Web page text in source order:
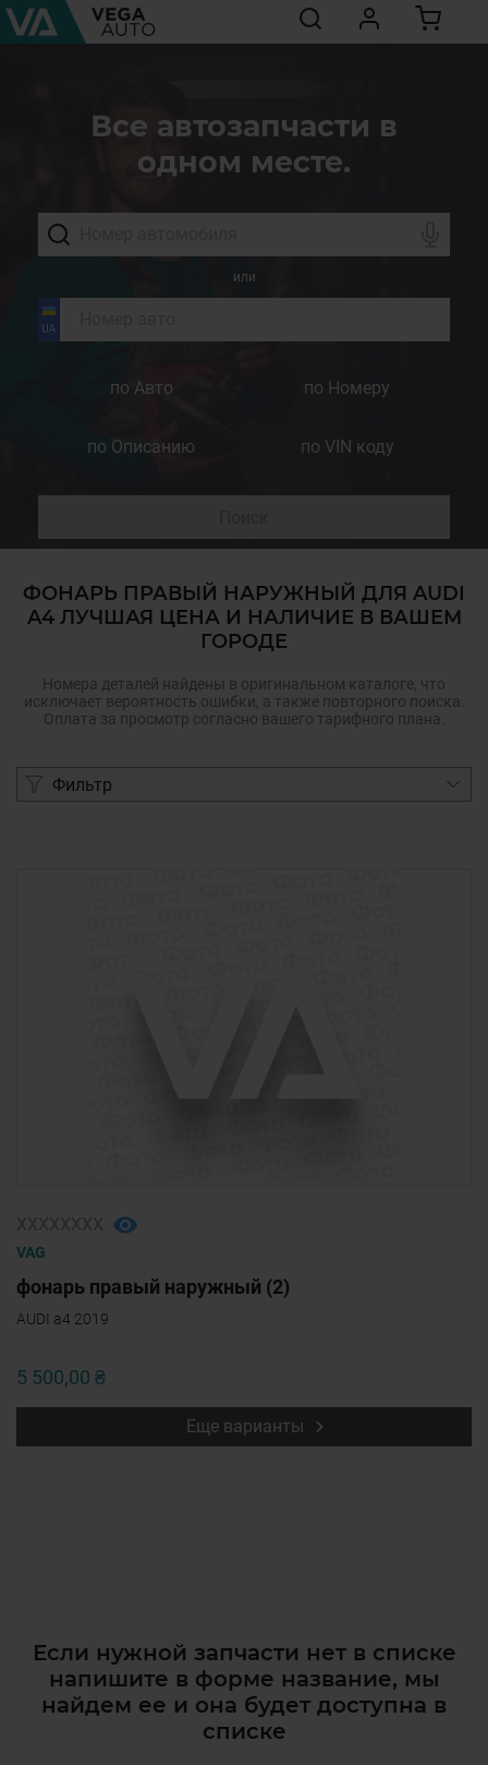
Все автозапчасти в
одном месте.
или
по Авто по Номеру
по Описанию по VIN коду
ФОНАРЬ ПРАВЫЙ НАРУЖНЫЙ ДЛЯ AUDI
A4 ЛУЧШАЯ ЦЕНА И НАЛИЧИЕ В ВАШЕМ
ГОРОДЕ
Номера деталей найдены в оригинальном каталоге, что
исключает вероятность ошибки, а также повторного поиска.
Оплата за просмотр согласно вашего тарифного плана.
Фильтр
VAG
фонарь правый наружный (2)
AUDI a4 2019
5 500,00 ₴
Еще варианты
Если нужной запчасти нет в списке
напишите в форме название, мы
найдем ее и она будет доступна в
списке